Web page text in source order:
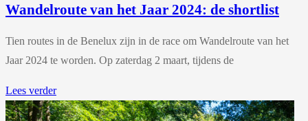
Wandelroute van het Jaar 2024: de shortlist
Tien routes in de Benelux zijn in de race om Wandelroute van het
Jaar 2024 te worden. Op zaterdag 2 maart, tijdens de
Lees verder